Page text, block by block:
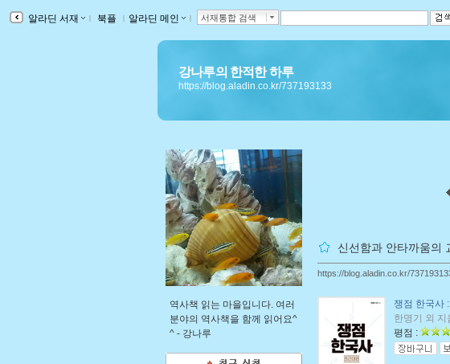
알라딘 서재 ｌ 북플 ｌ 알라딘 메인 ｌ 서재통합 검색
강나루의 한적한 하루
https://blog.aladin.co.kr/737193133
역사책 읽는 마을입니다. 여러
분야의 역사책을 함께 읽어요^
^ - 강나루
신선함과 안타까움의
https://blog.aladin.co.kr/
쟁점 한국사
한명기 외 지
평점 :